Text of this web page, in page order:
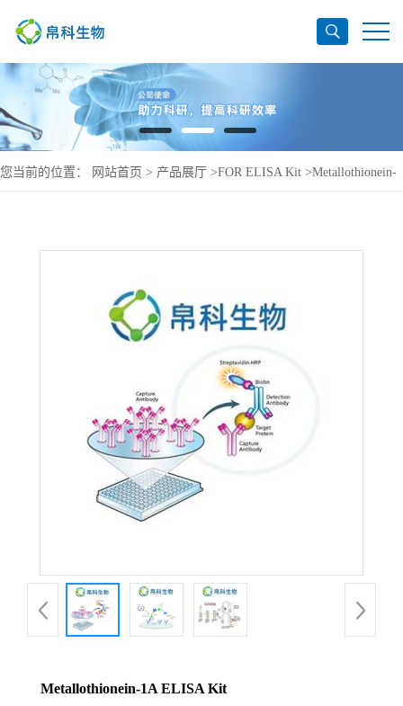
您当前的位置： 网站首页 > 产品展厅 >FOR ELISA Kit >Metallothionein-
Metallothionein-1A ELISA Kit